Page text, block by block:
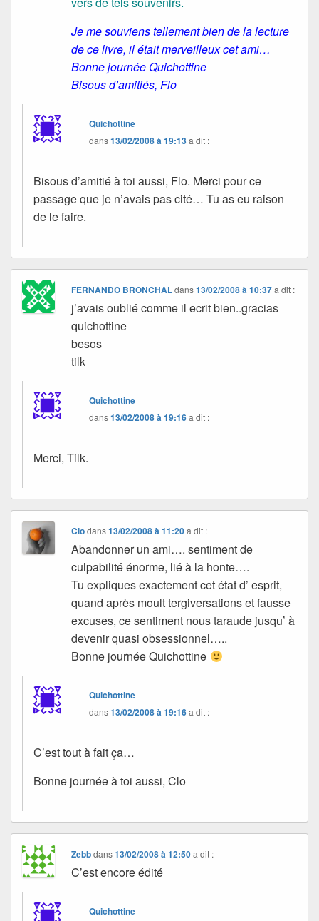
Je me souviens tellement bien de la lecture
de ce livre, il était merveilleux cet ami…
Bonne journée Quichottine
Bisous d’amitiés, Flo
Quichottine
dans13/02/2008 à 19:13a dit :
Bisous d’amitié à toi aussi, Flo. Merci pour ce
passage que je n’avais pas cité… Tu as eu raison
de le faire.
FERNANDO BRONCHALdans13/02/2008 à 10:37 a dit :
j’avais oublié comme il ecrit bien..gracias
quichottine
besos
tilk
Quichottine
dans13/02/2008 à 19:16a dit :
Merci, Tilk.
Clodans13/02/2008 à 11:20 a dit :
Abandonner un ami…. sentiment de
culpabilité énorme, lié à la honte….
Tu expliques exactement cet état d’ esprit,
quand après moult tergiversations et fausse
excuses, ce sentiment nous taraude jusqu’ à
devenir quasi obsessionnel…..
Bonne journée Quichottine
Quichottine
dans13/02/2008 à 19:16a dit :
C’est tout à fait ça…
Bonne journée à toi aussi, Clo
Zebbdans13/02/2008 à 12:50 a dit :
C’est encore édité
Quichottine